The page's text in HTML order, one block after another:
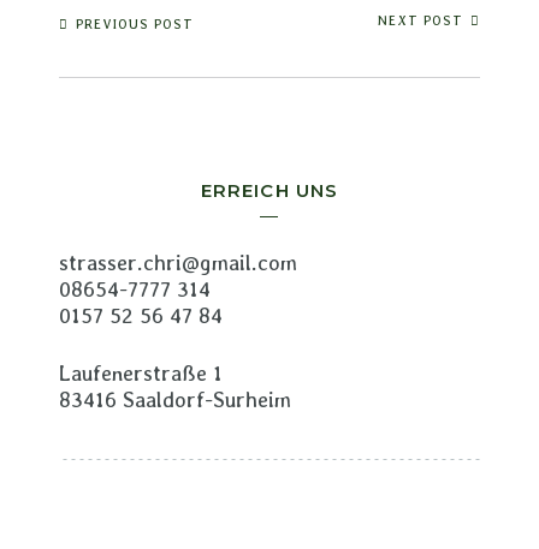
PREVIOUS POST NEXT POST
ERREICH UNS
strasser.chri@gmail.com
08654-7777 314
0157 52 56 47 84
Laufenerstraße 1
83416 Saaldorf-Surheim